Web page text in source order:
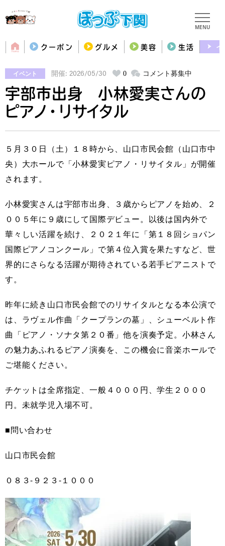
MENU
クーポン グルメ 美容 生活
イベント 開催: 2026/05/30 0 コメント募集中
宇部市出身 小林愛実さんの
ピアノ・リサイタル
５月３０日（土）１８時から、山口市民会館（山口市中
央）大ホールで「小林愛実ピアノ・リサイタル」が開催
されます。
小林愛実さんは宇部市出身、３歳からピアノを始め、２
００５年に９歳にして国際デビュー。以後は国内外で
華々しい活躍を続け、２０２１年に「第１８回ショパン
国際ピアノコンクール」で第４位入賞を果たすなど、世
界的にさらなる活躍が期待されている若手ピアニストで
す。
昨年に続き山口市民会館でのリサイタルとなる本公演で
は、ラヴェル作曲「クープランの墓」、シューベルト作
曲「ピアノ・ソナタ第２０番」他を演奏予定。小林さん
の魅力あふれるピアノ演奏を、この機会に音楽ホールで
ご堪能ください。
チケットは全席指定、一般４０００円、学生２０００
円。未就学児入場不可。
■問い合わせ
山口市民会館
０８３‐９２３‐１０００